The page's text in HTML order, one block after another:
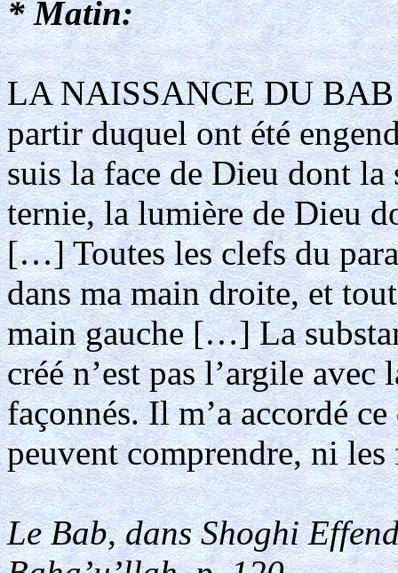
* Matin:
LA NAISSANCE DU BAB
partir duquel ont été
suis la face de Dieu dont la
ternie, la lumière de Dieu
[…] Toutes les clefs du
dans ma main droite, et
main gauche […] La
créé n’est pas l’argile
façonnés. Il m’a accordé
peuvent comprendre, ni
Le Bab, dans Shoghi